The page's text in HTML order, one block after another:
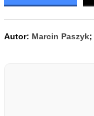
Autor: Marcin Paszyk;